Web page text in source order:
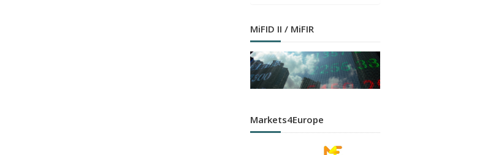
MiFID II / MiFIR
Markets4Europe